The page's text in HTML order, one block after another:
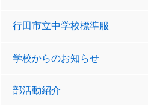
行田市立中学校標準服
学校からのお知らせ
部活動紹介